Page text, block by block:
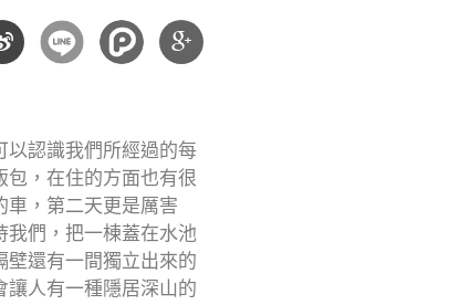
博
Google
Plus
認識我們所經過的每
，在住的方面也有很
，第二天更是厲害
們，把一棟蓋在水池
還有一間獨立出來的
人有一種隱居深山的